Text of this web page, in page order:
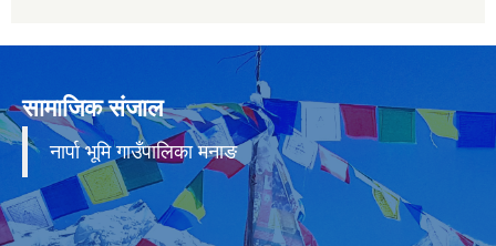
सामाजिक संजाल
नार्पा भूमि गाउँपालिका मनाङ